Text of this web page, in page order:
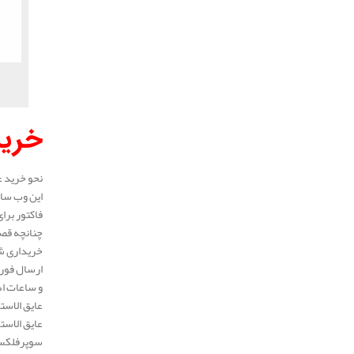
نحو
این وب
فاکتور
چنانچه
خریداری
ارسال
و ساعات
عایق
عایق